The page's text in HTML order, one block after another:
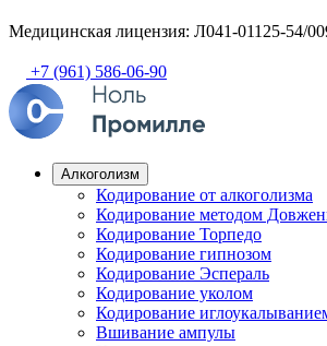
Медицинская лицензия: Л041-01125-54/
+7 (961) 586-06-90
Алкоголизм
Кодирование от алкоголизма
Кодирование методом
Кодирование Торпедо
Кодирование гипнозом
Кодирование Эспераль
Кодирование уколом
Кодирование
Вшивание ампулы